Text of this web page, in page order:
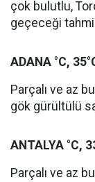
çok bulutlu,
geçeceği
ADANA °C,
Parçalı ve az
gök gürültülü
ANTALYA °C,
Parçalı ve az